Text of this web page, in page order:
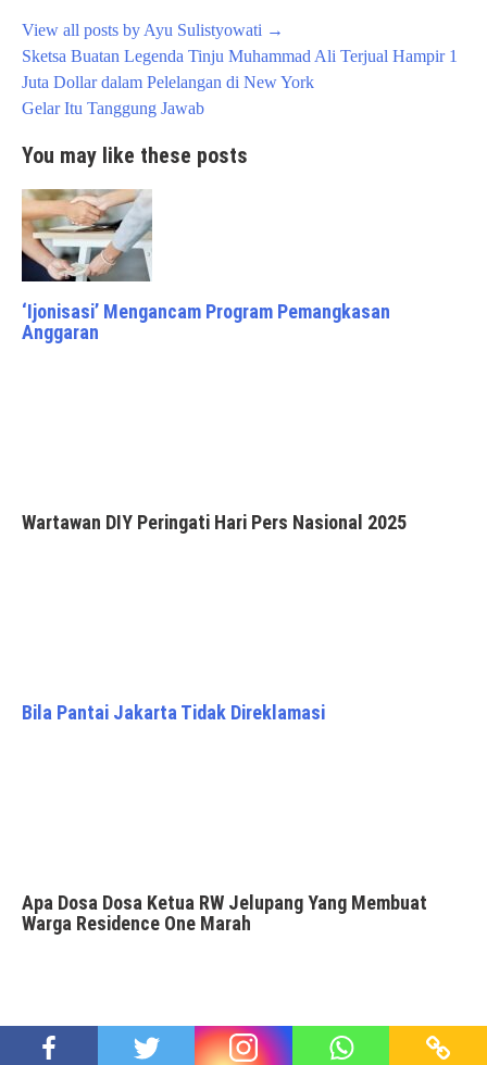
View all posts by Ayu Sulistyowati →
Post
navigation
Sketsa Buatan Legenda Tinju Muhammad Ali Terjual Hampir 1
Juta Dollar dalam Pelelangan di New York
Gelar Itu Tanggung Jawab
You may like these posts
‘Ijonisasi’ Mengancam Program Pemangkasan
Anggaran
Wartawan DIY Peringati Hari Pers Nasional 2025
Bila Pantai Jakarta Tidak Direklamasi
Apa Dosa Dosa Ketua RW Jelupang Yang Membuat
Warga Residence One Marah